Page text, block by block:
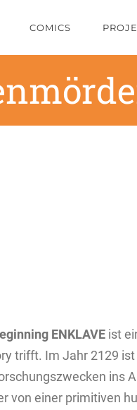
COMICS
ENKLAVEist
trifft. Im Jahr 2129
ins
von einer primitiven